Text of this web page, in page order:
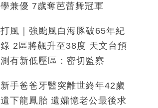
學兼優 7歲奪芭蕾舞冠軍
打風｜強颱風白海豚破65年紀
錄 2區將飆升至38度 天文台預
測有新低壓區：密切監察
新手爸爸牙醫突離世終年42歲
遺下龍鳳胎 遺孀憶老公最後求